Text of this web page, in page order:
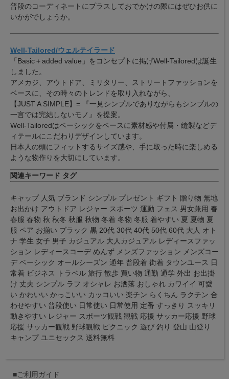
普段のコーディネートにプラスしておでかけの際にはぜひお供に
いかがでしょうか。
Well-Tailored/ウェルテイラード
「Basic＋added value」をコンセプトに掲げWell-Tailoredは誕生
しました。
アメカジ、アウトドア、ミリタリー、ストリートファッションを
ベースに、その時々のトレンドを取り入れながら、
【JUST A SIMPLE】= 『一見シンプルでありながらもシンプルの
一言では完結しないモノ』を提案。
Well-Tailoredはベーシックをベースに素材感や付属・縫製などデ
ィテールにこだわりデザインしています。
日本人の頭にフィットするサイズ感や、手に取った時に楽しめる
ような物作りを大切にしています。
関連キーワード タグ
キャップ 人気 ブランド シンプル プレゼント ギフト 贈り物 無地
お出かけ アウトドア レジャー スポーツ 運動 フェス 男女兼用 春
春服 春物 秋 秋冬 秋服 秋物 冬着 冬物 冬服 着やすい 夏 夏物 夏
服 ペア お揃い ブラック 黒 20代 30代 40代 50代 60代 大人 オト
ナ 学生 女子 男子 カジュアル 大人カジュアル レディースファッ
ション レディースコーデ めんず メンズファッション メンズコー
デ ベーシック オールシーズン 通年 普段着 街着 タウンユース 日
常着 ビジネス トラベル 旅行 散歩 買い物 通勤 通学 外出 お出掛
け 丈夫 シンプル ラフ オシャレ お洒落 おしゃれ カワイイ 可愛
い かわいい かっこいい カッコいい 楽チン らくちん ラクチン 合
わせやすい 普段使い 日常使い 日常使用 定番 すっきり スッキリ
動きやすい レジャー スポーツ観戦 観戦 応援 サッカー応援 野球
応援 サッカー観戦 野球観戦 ピクニック 遊び 釣り 登山 山登り
キャンプ ユニセックス 送料無料
■ご利用ガイド